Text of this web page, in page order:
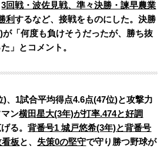
3回戦・波佐見戦、準々決勝・諫早農業
利するなど、接戦をものにした。決勝
が「何度も負けそうだったが、勝ち抜
」とコメント。
、1試合平均得点4.6点(47位)と攻撃力
ン横田星大(3年)が打率.474と好調
る。背番号1 城戸悠希(3年)と背番号
板と、 失策0の堅守で守り勝つ野球が